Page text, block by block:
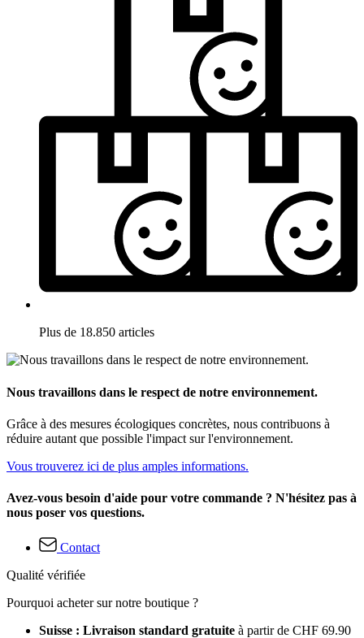
Plus de 18.850 articles
Nous travaillons dans le respect de notre environnement.
Grâce à des mesures écologiques concrètes, nous contribuons à
réduire autant que possible l'impact sur l'environnement.
Vous trouverez ici de plus amples informations.
Avez-vous besoin d'aide pour votre commande ? N'hésitez pas à
nous poser vos questions.
Contact
Qualité vérifiée
Pourquoi acheter sur notre boutique ?
Suisse : Livraison standard gratuite à partir de CHF 69.90